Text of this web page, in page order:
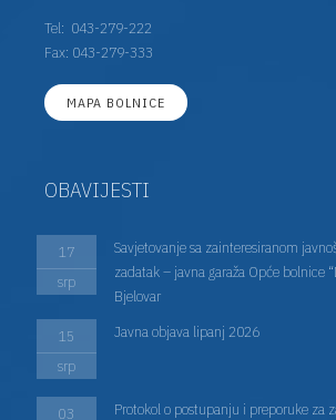
Tel: 043-279-222
Fax: 043-279-333
MAPA BOLNICE
OBAVIJESTI
17
srp
Savjetovanje sa zainteresiranom
zadatak – javna garaža Opće bolnice
Bjelovar
15
srp
Javna objava lipanj 2026
03
Protokol o postupanju i preporuke za